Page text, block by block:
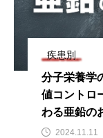
疾患別
分子栄養学
値コントロ
わる亜鉛の
2024.11.11